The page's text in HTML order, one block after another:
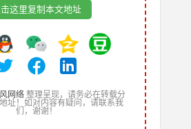
击这里复制本文地址
网络 整理呈现，请务必在转载分
址！如对内容有疑问，请联系我
们，谢谢！